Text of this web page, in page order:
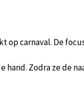
op carnaval. De
Zodra ze de
Doneer